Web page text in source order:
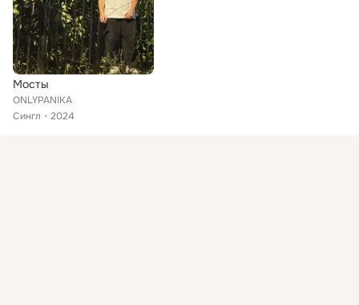
Мосты
ONLYPANIKA
Сингл
2024